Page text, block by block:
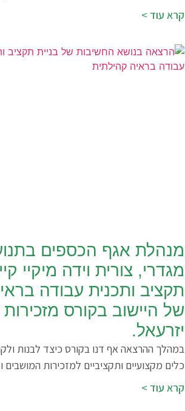
קרא עוד >
מנהלת אגף הכספים
מגדרי, צורית וידה
תקציב ותכנית עבודה
של היישוב בקורס
יזרעאל.
במהלך ההרצאה אף דנו בקורס כיצד לבנות
כלים מקצועיים ותקציביים למזכירות
קרא עוד >